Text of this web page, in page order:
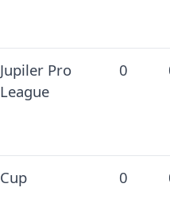
Jupiler Pro
League
0
Cup 0